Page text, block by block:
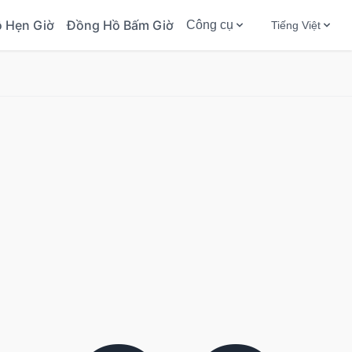
Hẹn Giờ Đồng Hồ Bấm Giờ Công cụ Tiếng Việt